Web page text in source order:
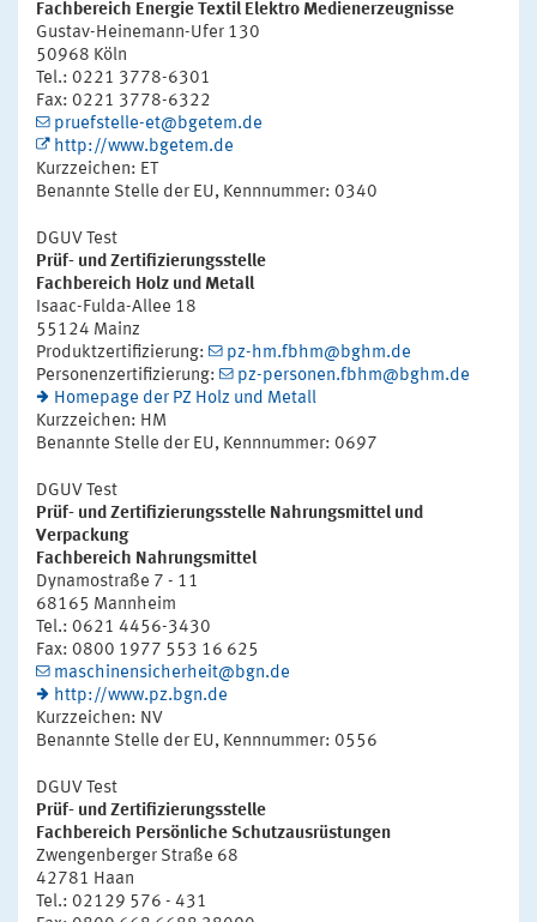
Fachbereich Energie Textil Elektro Medienerzeugnisse
Gustav-Heinemann-Ufer 130
50968 Köln
Tel.: 0221 3778-6301
Fax: 0221 3778-6322
pruefstelle-et@bgetem.de
http://www.bgetem.de
Kurzzeichen: ET
Benannte Stelle der EU, Kennnummer: 0340
DGUV Test
Prüf- und Zertifizierungsstelle
Fachbereich Holz und Metall
Isaac-Fulda-Allee 18
55124 Mainz
Produktzertifizierung:
pz-hm.fbhm@bghm.de
Personenzertifizierung:
pz-personen.fbhm@bghm.de
Homepage der PZ Holz und Metall
Kurzzeichen: HM
Benannte Stelle der EU, Kennnummer: 0697
DGUV Test
Prüf- und Zertifizierungsstelle Nahrungsmittel und
Verpackung
Fachbereich Nahrungsmittel
Dynamostraße 7 - 11
68165 Mannheim
Tel.: 0621 4456-3430
Fax: 0800 1977 553 16 625
maschinensicherheit@bgn.de
http://www.pz.bgn.de
Kurzzeichen: NV
Benannte Stelle der EU, Kennnummer: 0556
DGUV Test
Prüf- und Zertifizierungsstelle
Fachbereich Persönliche Schutzausrüstungen
Zwengenberger Straße 68
42781 Haan
Tel.: 02129 576 - 431